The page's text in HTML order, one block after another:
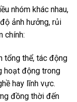
nhóm khác nhau,
ảnh hưởng, rủi
chính:
tổng thể, tác động
hoạt động trong
hay lĩnh vực.
đồng thời đến